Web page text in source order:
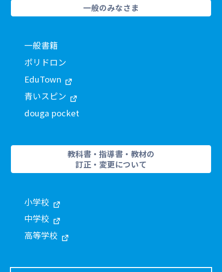
一般のみなさま
一般書籍
ポリドロン
EduTown
青いスピン
douga pocket
教科書・指導書・教材の
訂正・変更について
小学校
中学校
高等学校